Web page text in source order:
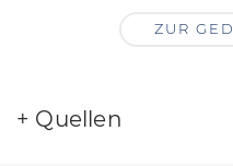
ZUR
+ Quellen